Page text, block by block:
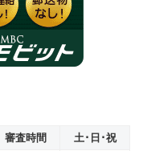
審査時間
土･日･祝